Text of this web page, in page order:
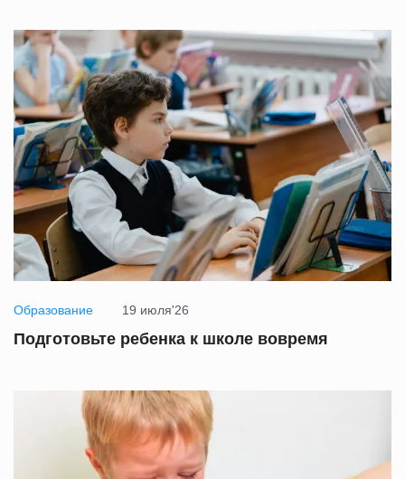
Образование 19 июля'26
Подготовьте ребенка к школе вовремя